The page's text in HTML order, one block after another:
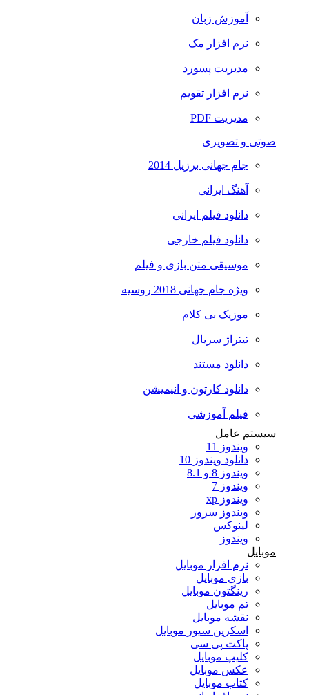
آموزش زبان
نرم افزار مک
مدیریت پسورد
نرم افزار تقویم
مدیریت PDF
صوتی و تصویری
جام جهانی برزیل 2014
آهنگ ایرانی
دانلود فیلم ایرانی
دانلود فیلم خارجی
موسیقی متن بازی و فیلم
ویژه جام جهانی 2018 روسیه
موزیک بی کلام
تیتراژ سریال
دانلود مستند
دانلود کارتون و انیمیشن
فیلم آموزشی
سیستم عامل
ویندوز 11
دانلود ویندوز 10
ویندوز 8 و 8.1
ویندوز 7
ویندوز xp
ویندوز سرور
لینوکس
ویندوز
موبایل
نرم افزار موبایل
بازی موبایل
رینگتون موبایل
تم موبایل
نقشه موبایل
اسکرین سیور موبایل
پاکت پی سی
کلیپ موبایل
عکس موبایل
کتاب موبایل